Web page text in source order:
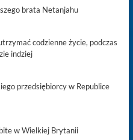
brata Netanjahu
codzienne życie, podczas
indziej
przedsiębiorcy w Republice
w Wielkiej Brytanii